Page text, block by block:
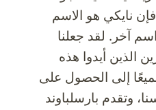
نايكي هو الاسم
آخر. لقد جعلنا
الذين أيدوا هذه
جميعًا إلى الحصول على
وتقدم بارسلباوند